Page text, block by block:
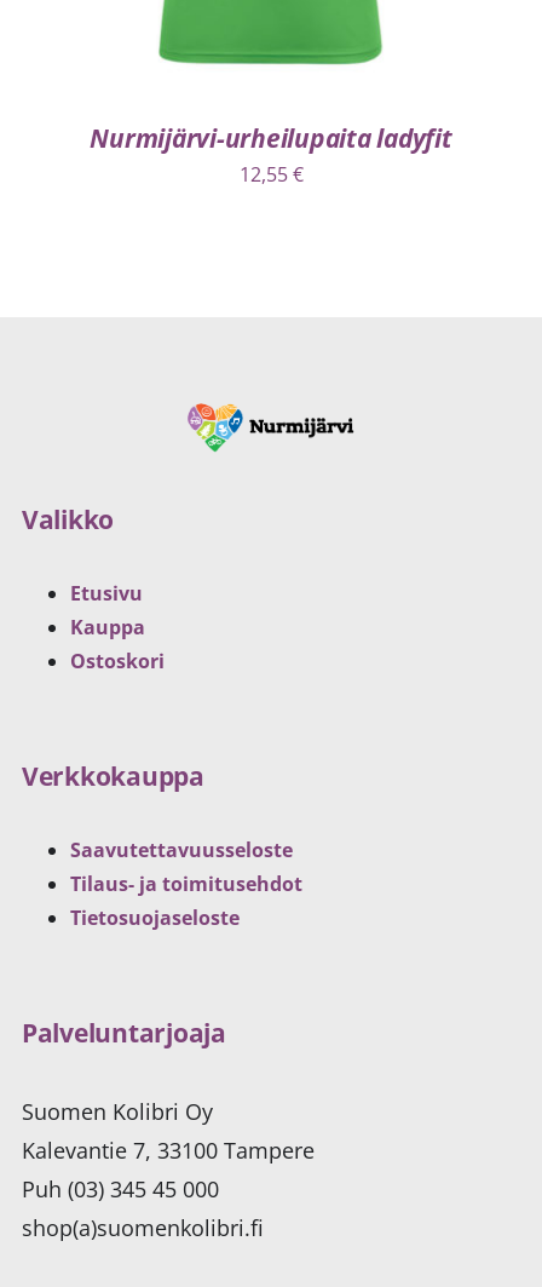
Nurmijärvi-urheilupaita ladyfit
12,55€
Valikko
Etusivu
Kauppa
Ostoskori
Verkkokauppa
Saavutettavuusseloste
Tilaus- ja toimitusehdot
Tietosuojaseloste
Palveluntarjoaja
Suomen Kolibri Oy
Kalevantie 7, 33100 Tampere
Puh (03) 345 45 000
shop(a)suomenkolibri.fi